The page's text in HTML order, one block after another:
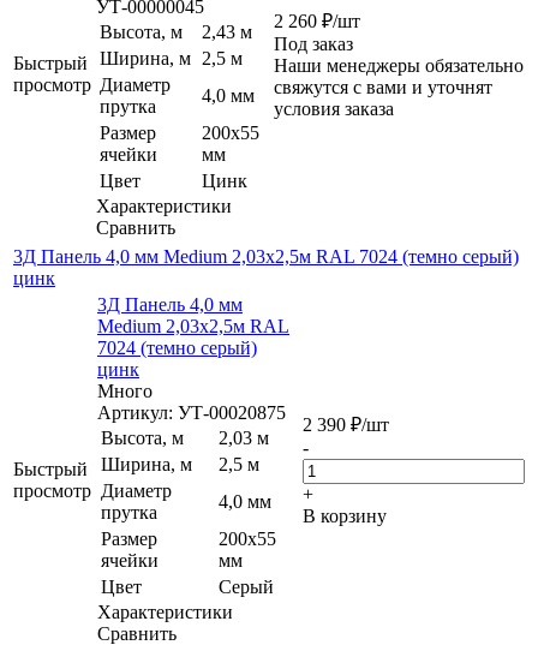
Быстрый
просмотр
УТ-00000045
Высота, м
2,43 м
Ширина, м 2,5 м
Диаметр
прутка
4,0 мм
Размер
ячейки
200х55
мм
Цвет
Цинк
Характеристики
Сравнить
2 260 ₽/шт
Под заказ
Наши менеджеры обязательно
свяжутся с вами и уточнят
условия заказа
3Д Панель 4,0 мм Medium 2,03х2,5м RAL 7024 (темно серый)
цинк
Быстрый
просмотр
3Д Панель 4,0 мм
Medium 2,03х2,5м RAL
7024 (темно серый)
цинк
Много
Артикул: УТ-00020875
Высота, м
2,03 м
Ширина, м
2,5 м
Диаметр
прутка
4,0 мм
Размер
ячейки
200х55
мм
Цвет
Серый
Характеристики
Сравнить
2 390 ₽/шт
-
+
В корзину